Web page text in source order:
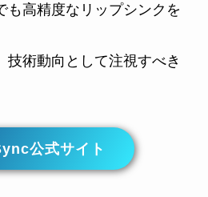
も高精度なリップシンクを
技術動向として注視すべき
公式サイト